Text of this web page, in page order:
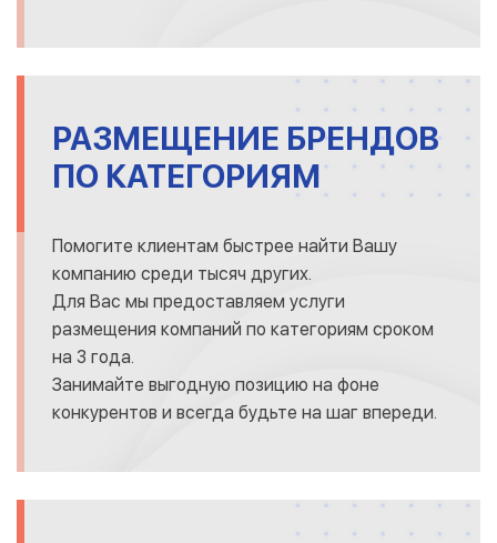
РАЗМЕЩЕНИЕ БРЕНДОВ
ПО КАТЕГОРИЯМ
Помогите клиентам быстрее найти Вашу
компанию среди тысяч других.
Для Вас мы предоставляем услуги
размещения компаний по категориям сроком
на 3 года.
Занимайте выгодную позицию на фоне
конкурентов и всегда будьте на шаг впереди.